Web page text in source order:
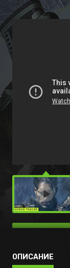
ОПИСАНИЕ